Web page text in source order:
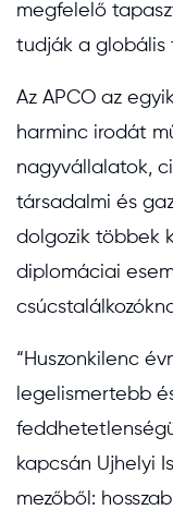
megfelelő
tudják a globális
Az APCO az
harminc irodát
nagyvállalatok,
társadalmi és
dolgozik többek
diplomáciai
“Huszonkilenc
legelismertebb
kapcsán Ujhelyi
mezőből: